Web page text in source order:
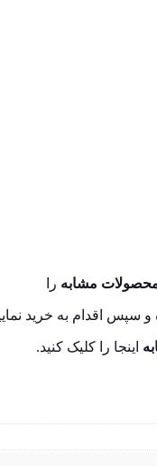
مشابه را
سپس اقدام به خرید
اینجا را کلیک کنید.